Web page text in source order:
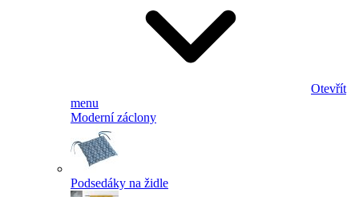
Otevřít
menu
Moderní záclony
Podsedáky na židle